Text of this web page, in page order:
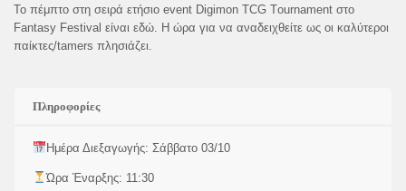
To πέμπτο στη σειρά ετήσιο event Digimon TCG Τournament στο
Fantasy Festival είναι εδώ. Η ώρα για να αναδειχθείτε ως οι καλύτεροι
παίκτες/tamers πλησιάζει.
Πληροφορίες
Ημέρα Διεξαγωγής: Σάββατο 03/10
Ώρα Έναρξης: 11:30